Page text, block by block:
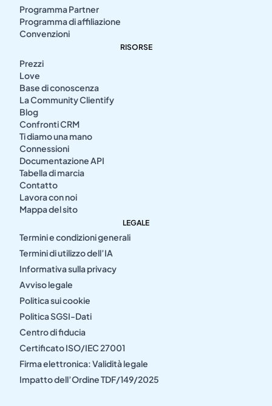
Programma Partner
Programma di affiliazione
Convenzioni
RISORSE
Prezzi
Love
Base di conoscenza
La Community Clientify
Blog
Confronti CRM
Ti diamo una mano
Connessioni
Documentazione API
Tabella di marcia
Contatto
Lavora con noi
Mappa del sito
LEGALE
Termini e condizioni generali
Termini di utilizzo dell’IA
Informativa sulla privacy
Avviso legale
Politica sui cookie
Politica SGSI-Dati
Centro di fiducia
Certificato ISO/IEC 27001
Firma elettronica: Validità legale
Impatto dell’Ordine TDF/149/2025